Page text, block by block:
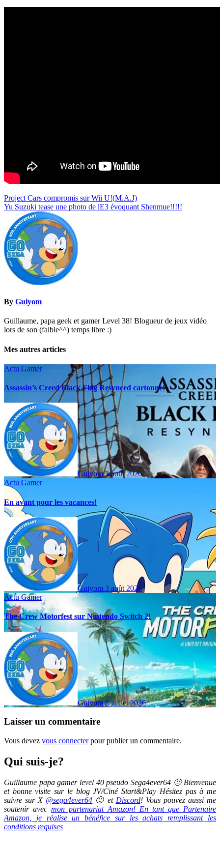
Navigation
de
l’article
Project Cars compromis sur Wii U!(M.A.J)
Yu Suzuki tease une photo de lE3 évoquant Shenmue!!!!!
By Guiyom
Guillaume, papa geek et gamer Level 38! Blogueur de jeux vidéo
lors de son (faible^^) temps libre :)
Mes autres articles
Actu Gamer
Assassin’s Creed Black Flag Resynced cartonne!
Guiyom3 août 2026
Actu Gamer
En avant pour les vacances!
Guiyom 3 août 2026
Actu Gamer
The Crew Motorfest sur Nintendo Switch 2!
Guiyom8 juillet 2026
Laisser un commentaire
Vous devez vous connecterpour publier un commentaire.
Qui suis-je?
Guillaume papa gamer level 40 pseudo Sega4ever64 🙂 Bienvenue
et bonne visite sur le blog JV/Ciné Start&Play Hésitez pas à me
suivre sur X @sega4ever64 🙂 et Discord! Vous pouvez aussi me
soutenir avec mon partenariat Amazon! En tant que Partenaire
Amazon, je réalise un bénéfice sur les achats remplissant les
conditions requises